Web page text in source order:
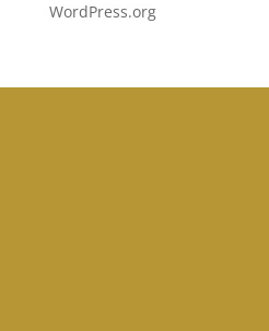
WordPress.org